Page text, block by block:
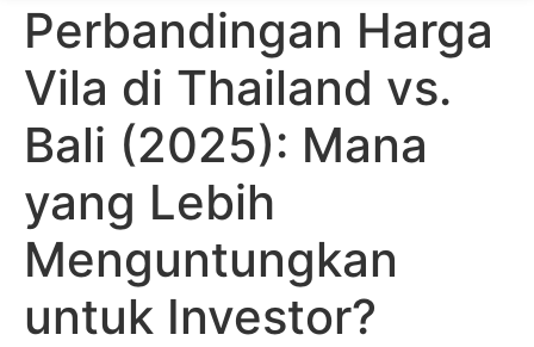
Perbandingan Harga
Vila di Thailand vs.
Bali (2025): Mana
yang Lebih
Menguntungkan
untuk Investor?